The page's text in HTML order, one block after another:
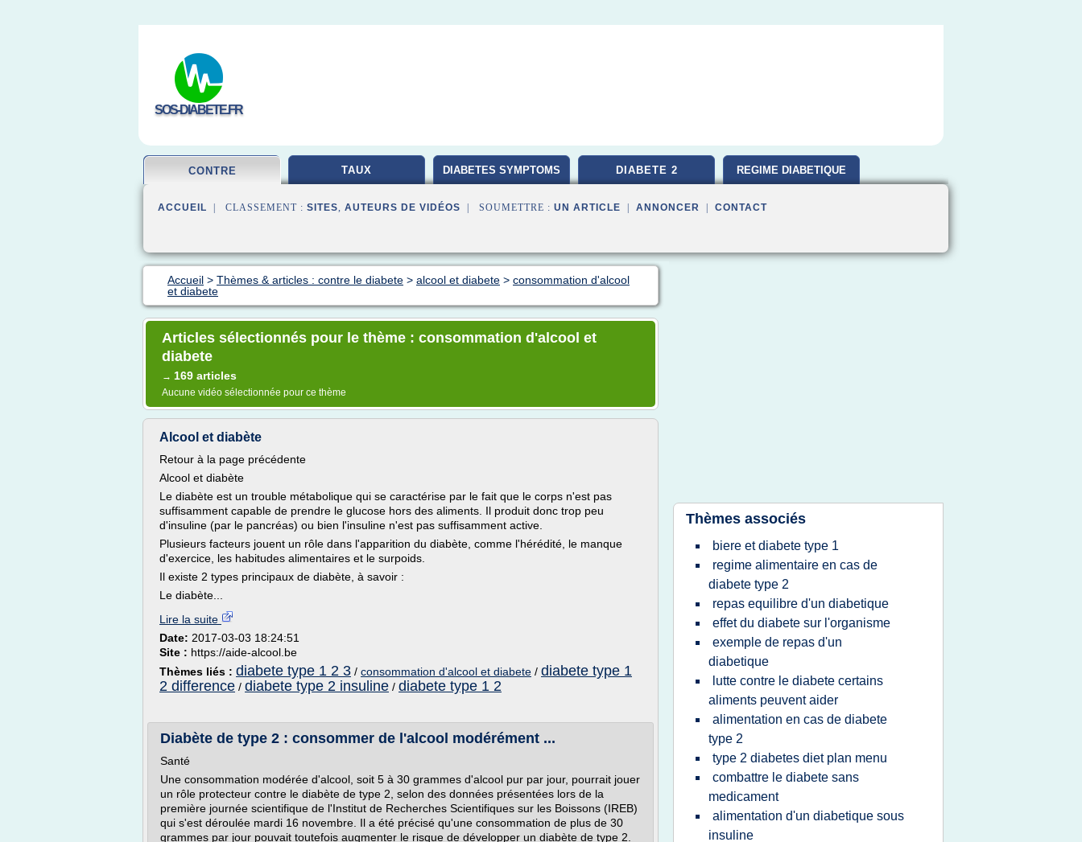
SOS-DIABETE.FR
CONTRE TAUX DIABETES SYMPTOMS DIABETE 2 REGIME DIABETIQUE
ACCUEIL | CLASSEMENT : SITES, AUTEURS DE VIDÉOS | SOUMETTRE : UN ARTICLE ANNONCER CONTACT
Accueil > Thèmes & articles : contre le diabete > alcool et diabete > consommation d'alcool
et diabete
Articles sélectionnés pour le thème : consommation d'alcool et
diabete
→ 169 articles
Aucune vidéo sélectionnée pour ce thème
Alcool et diabète
Retour à la page précédente
Alcool et diabète
Le diabète est un trouble métabolique qui se caractérise par le fait que le corps n'est pas
suffisamment capable de prendre le glucose hors des aliments. Il produit donc trop peu
d'insuline (par le pancréas) ou bien l'insuline n'est pas suffisamment active.
Plusieurs facteurs jouent un rôle dans l'apparition du diabète, comme l'hérédité, le manque
d'exercice, les habitudes alimentaires et le surpoids.
Il existe 2 types principaux de diabète, à savoir :
Le diabète...
Lire la suite
Date: 2017-03-03 18:24:51
Site : https://aide-alcool.be
Thèmes liés : diabete type 1 2 3 / consommation d'alcool et diabete / diabete type 1
2 difference / diabete type 2 insuline / diabete type 1 2
Diabète de type 2 : consommer de l'alcool modérément ...
Santé
Une consommation modérée d'alcool, soit 5 à 30 grammes d'alcool pur par jour, pourrait jouer
un rôle protecteur contre le diabète de type 2, selon des données présentées lors de la
première journée scientifique de l'Institut de Recherches Scientifiques sur les Boissons (IREB)
qui s'est déroulée mardi 16 novembre. Il a été précisé qu'une consommation de plus de 30
grammes par jour pouvait toutefois augmenter le risque de développer un diabète de type 2.
Thèmes associés
biere et diabete type 1
regime alimentaire en cas de
diabete type 2
repas equilibre d'un diabetique
effet du diabete sur l'organisme
exemple de repas d'un
diabetique
lutte contre le diabete certains
aliments peuvent aider
alimentation en cas de diabete
type 2
type 2 diabetes diet plan menu
combattre le diabete sans
medicament
alimentation d'un diabetique sous
insuline